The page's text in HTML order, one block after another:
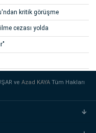
kritik görüşme
cezası yolda
veAzad KAYATüm Hakları